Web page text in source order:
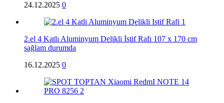
24.12.2025 0
2.el 4 Katlı Aluminyum Delikli İstif Rafı 107 x 170 cm
sağlam durumda
16.12.2025 0